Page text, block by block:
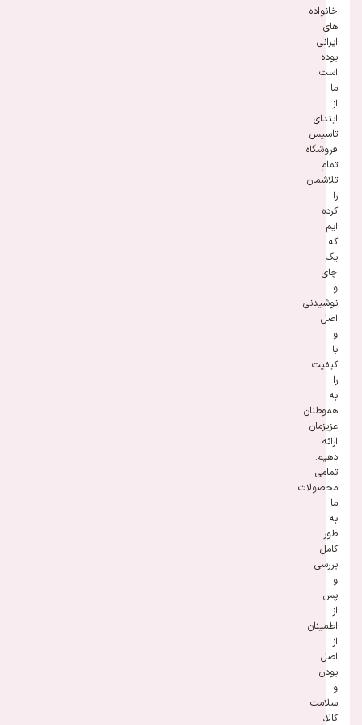
خانواده
های
ایرانی
بوده
است.
ما
از
ابتدای
تاسیس
فروشگاه
تمام
تلاشمان
را
کرده
ایم
که
یک
چای
و
نوشیدنی
اصل
و
با
کیفیت
را
به
هموطنان
عزیزمان
ارائه
دهیم.
تمامی
محصولات
ما
به
طور
کامل
بررسی
و
پس
از
اطمینان
از
اصل
بودن
و
سلامت
کالا،